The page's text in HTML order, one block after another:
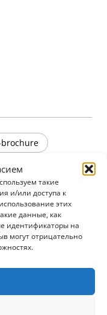
такие
и/или доступа к
этих
данные, как
идентификаторы на
могут отрицательно
опоры
в
установки
для
этот ролл-
элемент к
с этим
известной
и надежными
– символа
для вашего
brochure